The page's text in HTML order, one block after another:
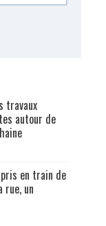
travaux
autour de
en train de
rue, un